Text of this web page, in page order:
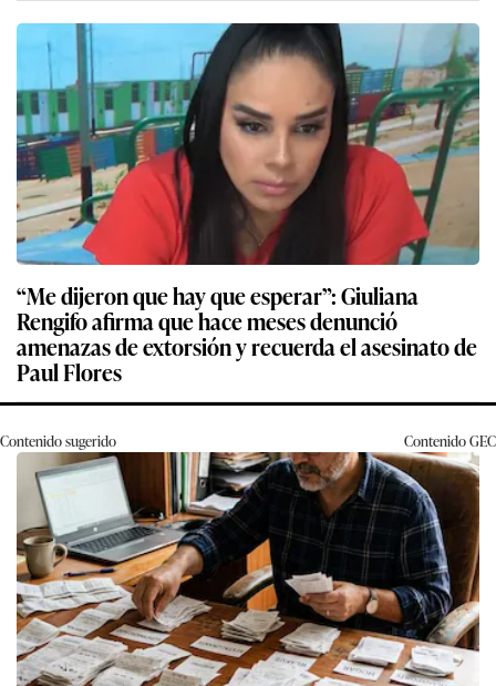
“Me dijeron que hay que esperar”: Giuliana
Rengifo afirma que hace meses denunció
amenazas de extorsión y recuerda el asesinato de
Paul Flores
Contenido sugerido ContenidoGEC